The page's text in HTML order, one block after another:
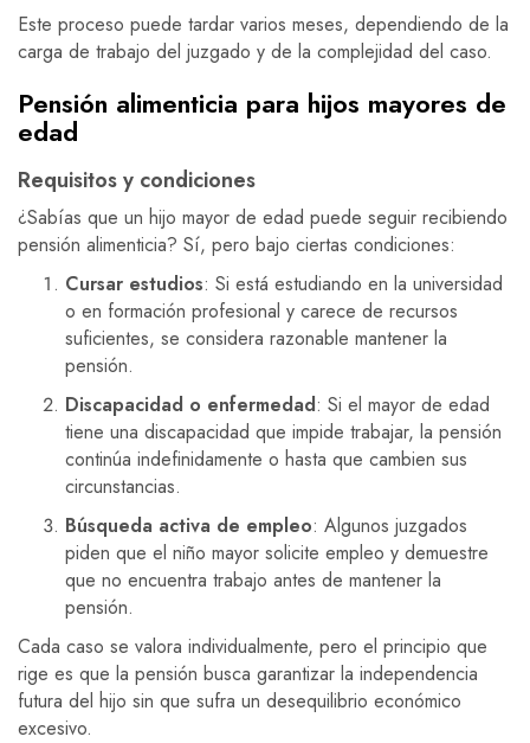
Este proceso puede tardar varios meses, dependiendo de la
carga de trabajo del juzgado y de la complejidad del caso.
Pensión alimenticia para hijos mayores de
edad
Requisitos y condiciones
¿Sabías que un hijo mayor de edad puede seguir recibiendo
pensión alimenticia? Sí, pero bajo ciertas condiciones:
Cursar estudios: Si está estudiando en la universidad
o en formación profesional y carece de recursos
suficientes, se considera razonable mantener la
pensión.
Discapacidad o enfermedad: Si el mayor de edad
tiene una discapacidad que impide trabajar, la pensión
continúa indefinidamente o hasta que cambien sus
circunstancias.
Búsqueda activa de empleo: Algunos juzgados
piden que el niño mayor solicite empleo y demuestre
que no encuentra trabajo antes de mantener la
pensión.
Cada caso se valora individualmente, pero el principio que
rige es que la pensión busca garantizar la independencia
futura del hijo sin que sufra un desequilibrio económico
excesivo.